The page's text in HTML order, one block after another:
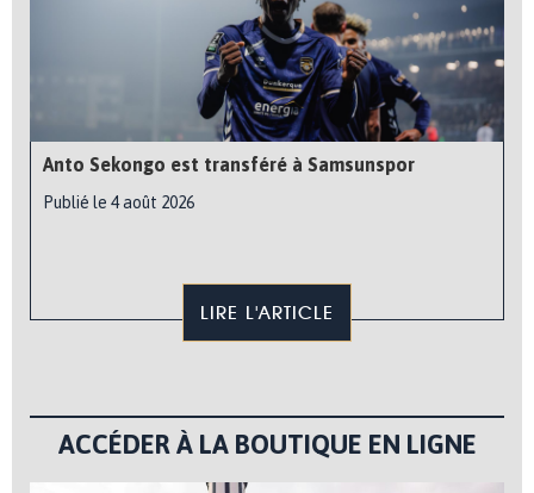
Anto Sekongo est transféré à Samsunspor
Publié le 4 août 2026
LIRE L'ARTICLE
ACCÉDER À LA BOUTIQUE EN LIGNE